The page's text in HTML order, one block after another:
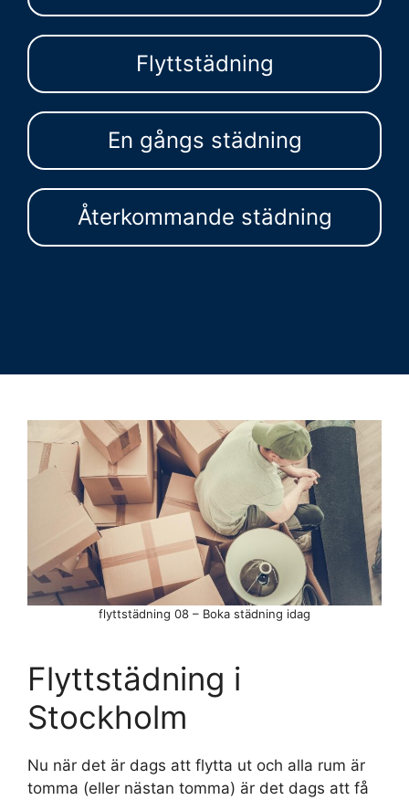
Flyttstädning
En gångs städning
Återkommande städning
Flyttstädning i
Stockholm
Nu när det är dags att flytta ut och alla rum är
tomma (eller nästan tomma) är det dags att få
flyttstädning 08 – Boka städning idag